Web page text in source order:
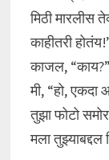
मिठी मारलीस
काहीतरी
काजल, “काय?”
मी, “हो,
तुझा फोटो
मला तुझ्याबद्दल